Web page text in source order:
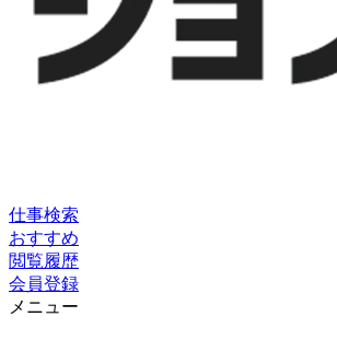
仕事検索
おすすめ
閲覧履歴
会員登録
メニュー